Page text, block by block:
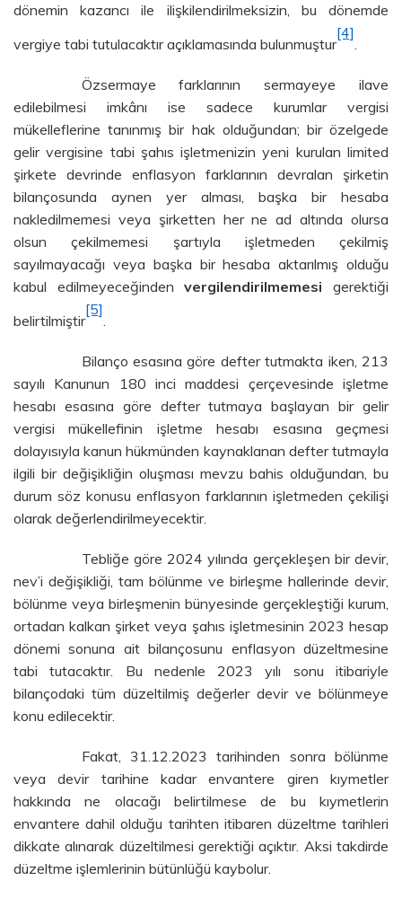
dönemin kazancı ile ilişkilendirilmeksizin, bu dönemde
vergiye tabi tutulacaktır açıklamasında bulunmuştur
[4]
Özsermaye farklarının sermayeye ilave
edilebilmesi imkânı ise sadece kurumlar vergisi
mükelleflerine tanınmış bir hak olduğundan; bir özelgede
gelir vergisine tabi şahıs işletmenizin yeni kurulan limited
şirkete devrinde enflasyon farklarının devralan şirketin
bilançosunda aynen yer alması, başka bir hesaba
nakledilmemesi veya şirketten her ne ad altında olursa
olsun çekilmemesi şartıyla işletmeden çekilmiş
sayılmayacağı veya başka bir hesaba aktarılmış olduğu
kabul edilmeyeceğindenvergilendirilmemesi gerektiği
belirtilmiştir
[5]
Bilanço esasına göre defter tutmakta iken, 213
sayılı Kanunun 180 inci maddesi çerçevesinde işletme
hesabı esasına göre defter tutmaya başlayan bir gelir
vergisi mükellefinin işletme hesabı esasına geçmesi
dolayısıyla kanun hükmünden kaynaklanan defter tutmayla
ilgili bir değişikliğin oluşması mevzu bahis olduğundan, bu
durum söz konusu enflasyon farklarının işletmeden çekilişi
olarak değerlendirilmeyecektir.
Tebliğe göre 2024 yılında gerçekleşen bir devir,
nev’i değişikliği, tam bölünme ve birleşme hallerinde devir,
bölünme veya birleşmenin bünyesinde gerçekleştiği kurum,
ortadan kalkan şirket veya şahıs işletmesinin 2023 hesap
dönemi sonuna ait bilançosunu enflasyon düzeltmesine
tabi tutacaktır. Bu nedenle 2023 yılı sonu itibariyle
bilançodaki tüm düzeltilmiş değerler devir ve bölünmeye
konu edilecektir.
Fakat, 31.12.2023 tarihinden sonra bölünme
veya devir tarihine kadar envantere giren kıymetler
hakkında ne olacağı belirtilmese de bu kıymetlerin
envantere dahil olduğu tarihten itibaren düzeltme tarihleri
dikkate alınarak düzeltilmesi gerektiği açıktır. Aksi takdirde
düzeltme işlemlerinin bütünlüğü kaybolur.